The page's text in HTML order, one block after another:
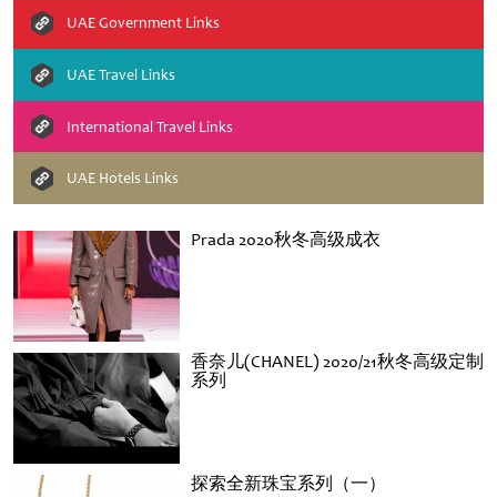
Prada 2020秋冬高级成衣
香奈儿(CHANEL) 2020/21秋冬高级定制
系列
探索全新珠宝系列（一）
UAE Government Links
UAE Travel Links
International Travel Links
UAE Hotels Links